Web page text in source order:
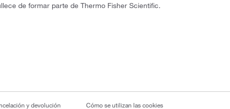
de formar parte de Thermo Fisher Scientific.
y devolución Cómo se utilizan las cookies